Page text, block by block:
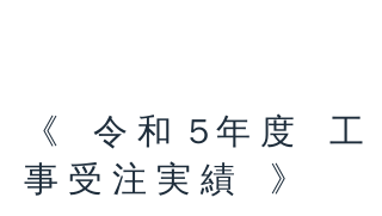
​《 令 和 ５年 度 工
事 受 注 実 績 》